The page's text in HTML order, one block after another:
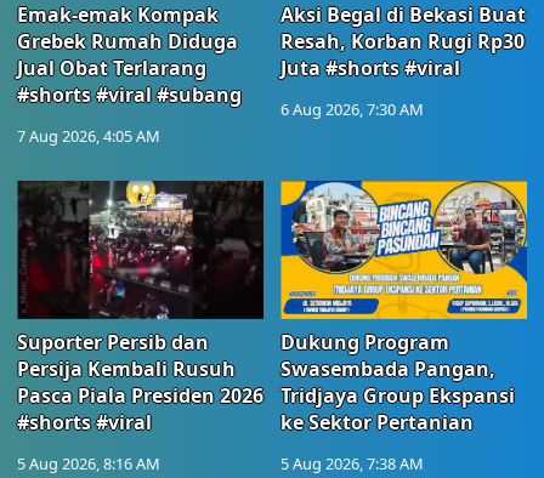
Emak-emak Kompak
Grebek Rumah Diduga
Jual Obat Terlarang
#shorts #viral #subang
7 Aug 2026, 4:05 AM
Aksi Begal di Bekasi Buat
Resah, Korban Rugi Rp30
Juta #shorts #viral
6 Aug 2026, 7:30 AM
Suporter Persib dan
Persija Kembali Rusuh
Pasca Piala Presiden 2026
#shorts #viral
5 Aug 2026, 8:16 AM
Dukung Program
Swasembada Pangan,
Tridjaya Group Ekspansi
ke Sektor Pertanian
5 Aug 2026, 7:38 AM